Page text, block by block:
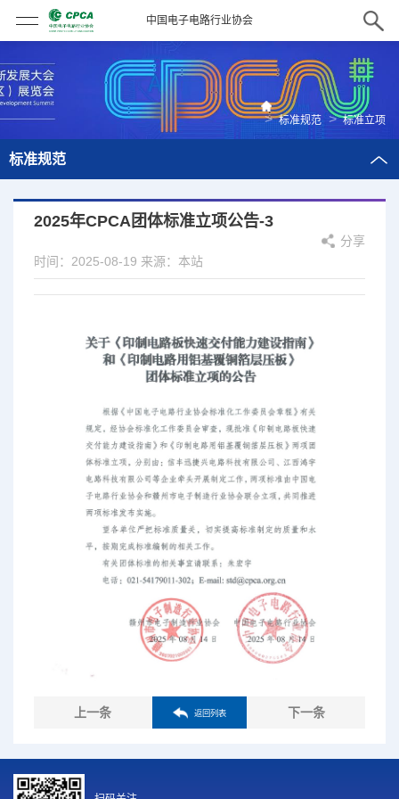
中国电子电路行业协会
> 标准规范 > 标准立项
标准规范
2025年CPCA团体标准立项公告-3
分享
时间：2025-08-19 来源：本站
上一条 返回列表 下一条